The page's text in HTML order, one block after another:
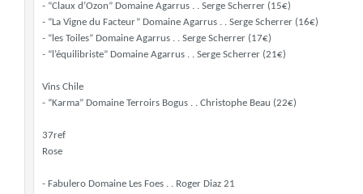
- “Claux d’Ozon” Domaine Agarrus . . Serge Scherrer (15€)
- “La Vigne du Facteur” Domaine Agarrus . . Serge Scherrer (16€)
- “les Toiles” Domaine Agarrus . . Serge Scherrer (17€)
- “l’équilibriste” Domaine Agarrus . . Serge Scherrer (21€)
Vins Chile
- “Karma” Domaine Terroirs Bogus . . Christophe Beau (22€)
37ref
Rose
- Fabulero Domaine Les Foes . . Roger Diaz 21